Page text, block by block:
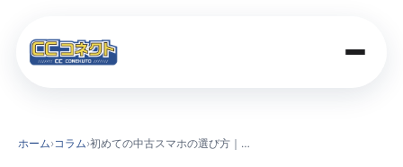
ホーム›コラム› 初めての中古スマホの選び方｜失敗しない7つのポイント（初心者向け）